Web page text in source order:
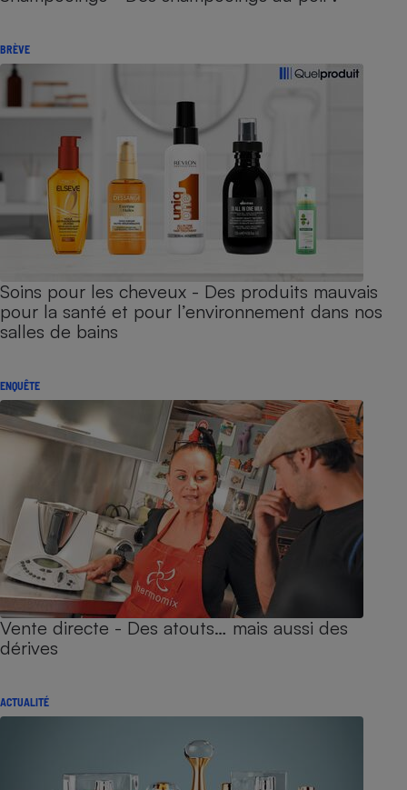
BRÈVE
Soins pour les cheveux - Des produits mauvais
pour la santé et pour l’environnement dans nos
salles de bains
ENQUÊTE
Vente directe - Des atouts… mais aussi des
dérives
ACTUALITÉ